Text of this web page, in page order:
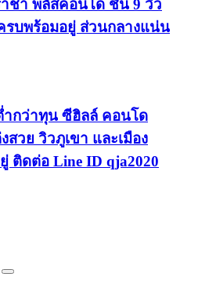
ชา พลัสคอนโด ชั้น 9 วิว
รบพร้อมอยู่ ส่วนกลางแน่น
กว่าทุน ซีฮิลล์ คอนโด
วย วิวภูเขา และเมือง
ติดต่อ Line ID qja2020